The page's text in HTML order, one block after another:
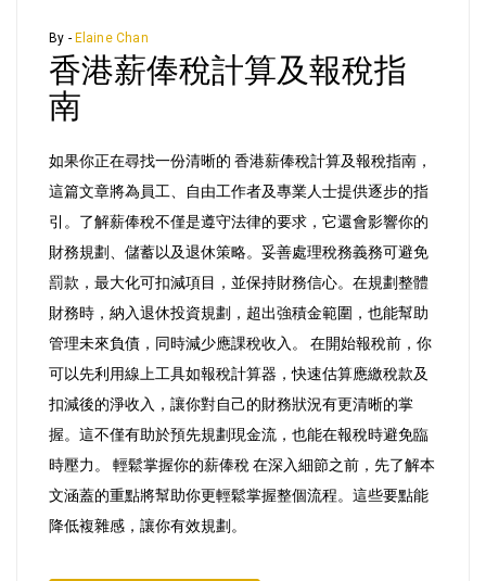
薪
俸
報
稅
By - Elaine Chan
香港薪俸稅計算及報稅指
南
如果你正在尋找一份清晰的 香港薪俸稅計算及報稅指南，
這篇文章將為員工、自由工作者及專業人士提供逐步的指
引。了解薪俸稅不僅是遵守法律的要求，它還會影響你的
財務規劃、儲蓄以及退休策略。妥善處理稅務義務可避免
罰款，最大化可扣減項目，並保持財務信心。在規劃整體
財務時，納入退休投資規劃，超出強積金範圍，也能幫助
管理未來負債，同時減少應課稅收入。 在開始報稅前，你
可以先利用線上工具如報稅計算器，快速估算應繳稅款及
扣減後的淨收入，讓你對自己的財務狀況有更清晰的掌
握。這不僅有助於預先規劃現金流，也能在報稅時避免臨
時壓力。 輕鬆掌握你的薪俸稅 在深入細節之前，先了解本
文涵蓋的重點將幫助你更輕鬆掌握整個流程。這些要點能
降低複雜感，讓你有效規劃。